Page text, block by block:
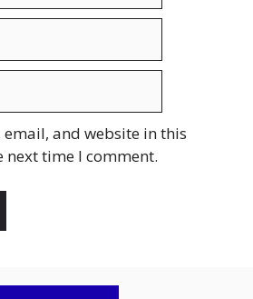
email, and website in this
next time I comment.